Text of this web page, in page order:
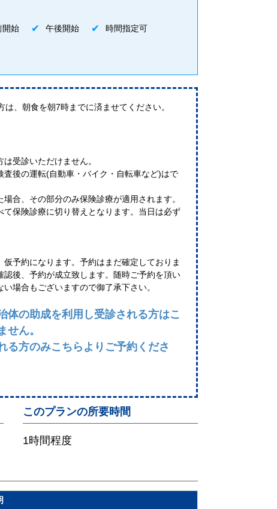
開始 午後開始
時間指定可
は、朝食を朝7時までに済ませてください。
受診いただけません。
後の運転(自動車・バイク・自転車など)はで
合、その部分のみ保険診療が適用されます。
て保険診療に切り替えとなります。当日は必ず
予約になります。予約はまだ確定しておりま
後、予約が成立致します。随時ご予約を頂い
場合もございますので御了承下さい。
体の助成を利用し受診される方はこ
せん。
る方のみこちらよりご予約くださ
このプランの所要時間
1時間程度